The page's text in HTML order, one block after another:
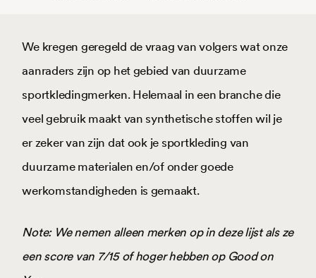
We kregen geregeld de vraag van volgers wat onze
aanraders zijn op het gebied van duurzame
sportkledingmerken. Helemaal in een branche die
veel gebruik maakt van synthetische stoffen wil je
er zeker van zijn dat ook je sportkleding van
duurzame materialen en/of onder goede
werkomstandigheden is gemaakt.
Note: We nemen alleen merken op in deze lijst als ze
een score van 7/15 of hoger hebben op Good on